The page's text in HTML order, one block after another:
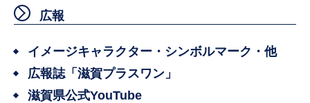
広報
イメージキャラクター・シンボルマーク・他
広報誌「滋賀プラスワン」
滋賀県公式YouTube